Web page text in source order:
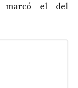
marcó el del